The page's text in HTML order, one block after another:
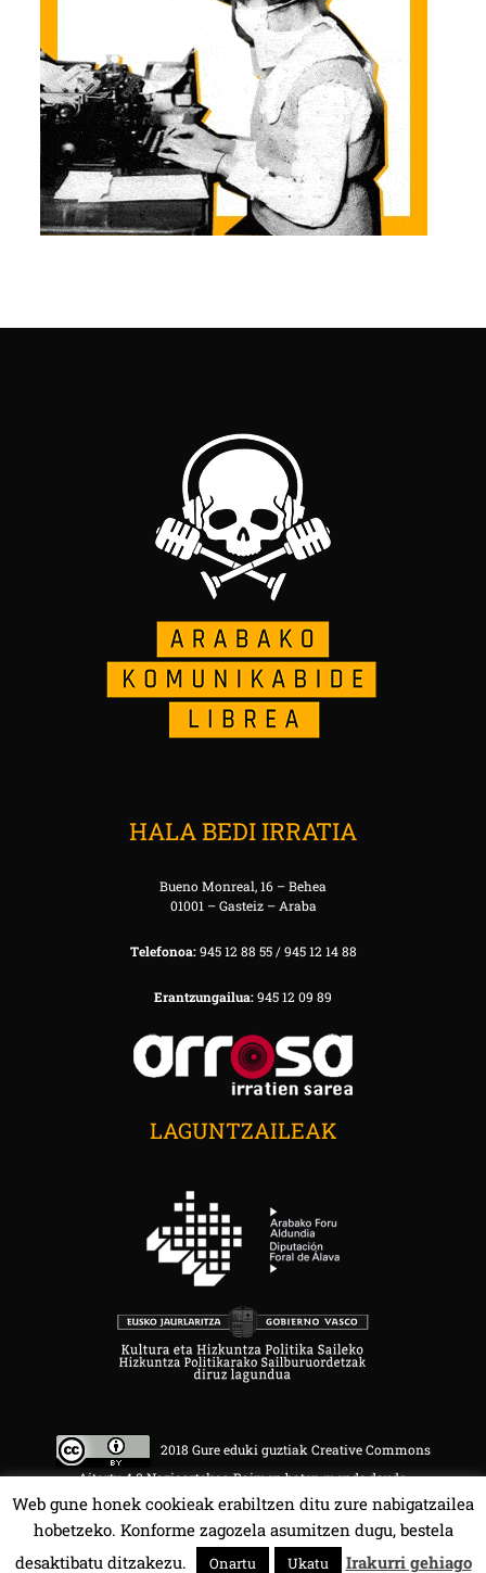
HALA BEDI IRRATIA
Bueno Monreal, 16 – Behea
01001 – Gasteiz – Araba
Telefonoa:945 12 88 55 / 945 12 14 88
Erantzungailua:945 12 09 89
LAGUNTZAILEAK
2018 Gure eduki guztiak Creative Commons
Aitortu 4.0 Nazioartekoa Baimen baten mende daude.
HALA BEDI BAT 107.4 MHz.
Web gune honek cookieak erabiltzen ditu zure nabigatzailea
hobetzeko. Konforme zagozela asumitzen dugu, bestela
desaktibatu ditzakezu.
Onartu Ukatu Irakurri gehiago